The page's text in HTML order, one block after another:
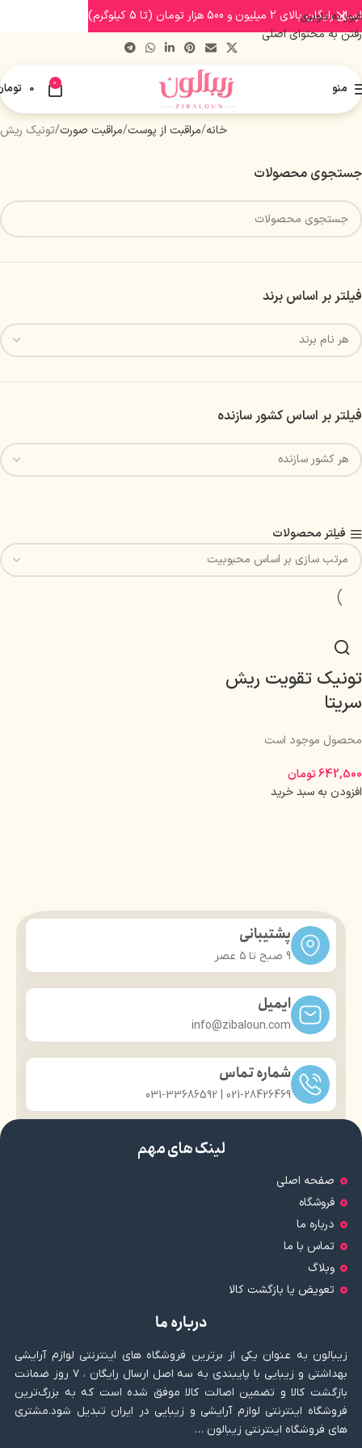
عبور به ناوبری
رفتن به محتوای اصلی
منو 0
0
خانه مراقبت از پوست مراقبت صورت تونیک ریش
جستجوی محصولات
فیلتر بر اساس برند
فیلتر بر اساس کشور سازنده
فیلتر محصولات
تونیک تقویت ریش
سریتا
محصول موجود است
642,500تومان
افزودن به سبد خرید
پشتیبانی
9 صبح تا ۵ عصر
ایمیل
info@zibaloun.com
شماره تماس
021-28426469 | 031-33686592
لینک های مهم
صفحه اصلی
فروشگاه
درباره ما
تماس با ما
وبلاگ
تعویض یا بازگشت کالا
درباره ما
زیبالون به عنوان یکی از برترین فروشگاه های اینترنتی لوازم آرایشی
بهداشتی و زیبایی با پایبندی به سه اصل ارسال رایگان ، ۷ روز ضمانت
بازگشت کالا و تضمین اصالت کالا موفق شده است که به بزرگ‌ترین
فروشگاه اینترنتی لوازم آرایشی و زیبایی در ایران تبدیل شود.مشتری
های فروشگاه اینترنتی زیبالون …
ارسال رایگان بالای 2 میلیون و 500 هزار تومان (تا 5 کیلوگرم)